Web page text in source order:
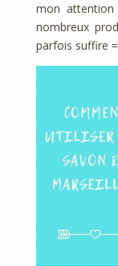
mon attention
nombreux
parfois suffire